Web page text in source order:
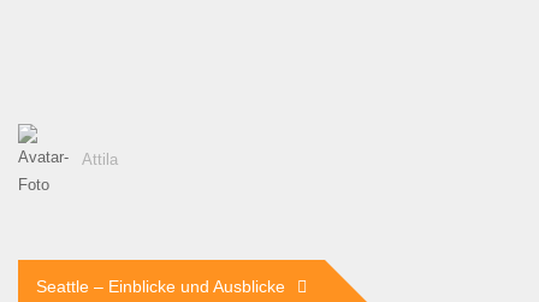
Attila
Beitragsnavigation
Seattle – Einblicke und Ausblicke